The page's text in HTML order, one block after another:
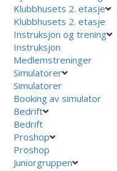
Klubbhusets 2. etasje
Klubbhusets 2. etasje
Instruksjon og trening
Instruksjon
Medlemstreninger
Simulatorer
Simulatorer
Booking av simulator
Bedrift
Bedrift
Proshop
Proshop
Juniorgruppen